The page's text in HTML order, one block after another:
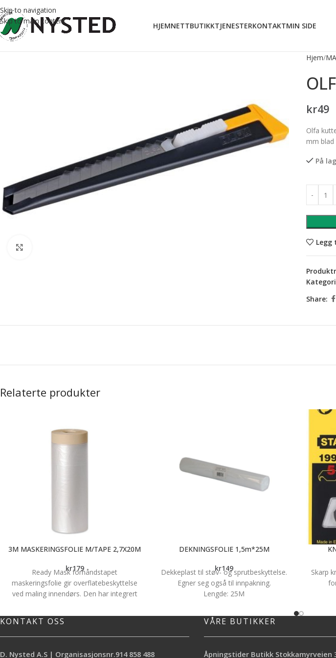
Skip to navigation
Skip to main content
HJEMNETTBUTIKKTJENESTERKONTAKTMIN SIDE
Hjem
kr49
Olfa
mm blad
På
Legg
Share:
Relaterte produkter
3M MASKERINGSFOLIE M/TAPE 2,7X20M
kr179
Ready Mask forhåndstapet
maskeringsfolie gir overflatebeskyttelse
ved maling innendørs. Den har integrert
ut og legge på. Statisk festeevne hjelper
folien med å holde seg på plass, slik at
den blir enda enklere å bruke.
DEKNINGSFOLIE 1,5m*25M
kr149
Dekkeplast til støv- og sprutbeskyttelse.
Egner seg også til innpakning.
Lengde: 25M
Tykkelse: 0,03MM
Skarp
KONTAKT OSS
D. Nysted A.S | Organisasjonsnr.914 858 488
VÅRE BUTIKKER
Åpningstider Butikk Stokkamyrveien